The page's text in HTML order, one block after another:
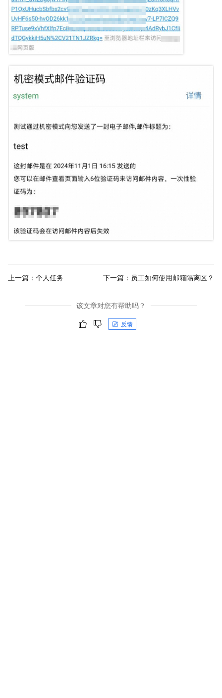
上一篇： 个人任务 下一篇： 员工如何使用邮箱隔离区？
该文章对您有帮助吗？
反馈